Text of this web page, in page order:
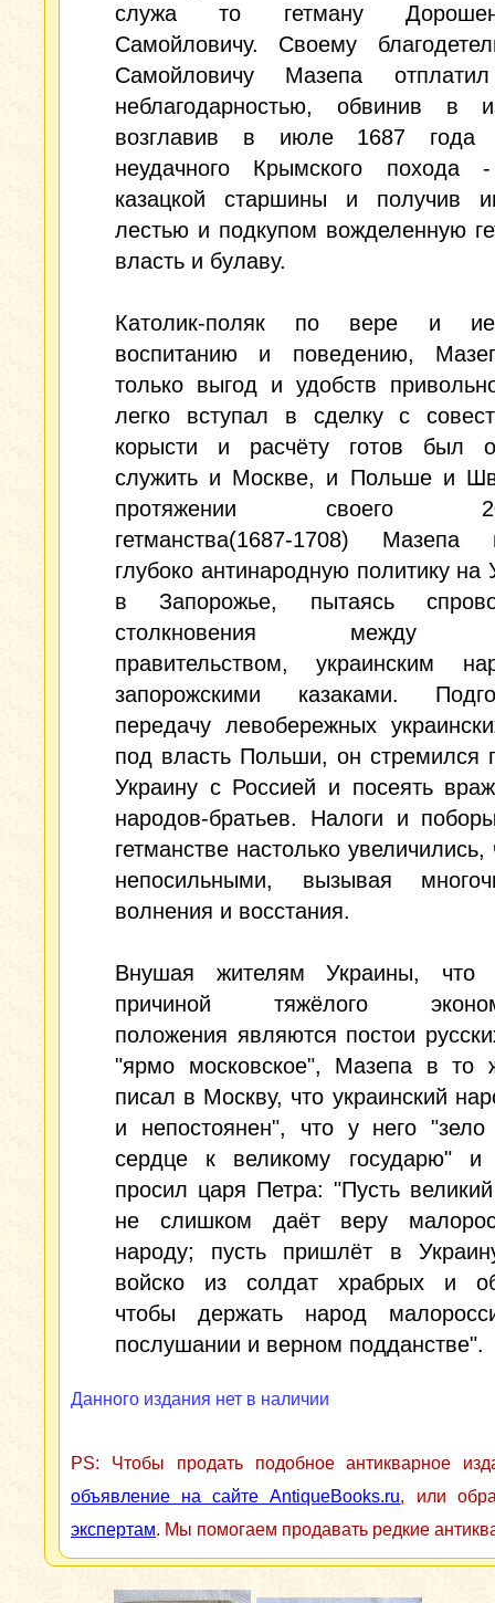
служа то гетману
Самойловичу. Своему
Самойловичу Мазепа
неблагодарностью, обвинив в
возглавив в июле 1687
неудачного Крымского похода
казацкой старшины и получив
лестью и подкупом вожделенную
власть и булаву.
Католик-поляк по вере и
воспитанию и поведению,
только выгод и удобств
легко вступал в сделку с
корысти и расчёту готов был
служить и Москве, и Польше и
протяжении своего 20-
гетманства(1687-1708) Мазепа
глубоко антинародную политику на
в Запорожье, пытаясь
столкновения между
правительством, украинским
запорожскими казаками.
передачу левобережных
под власть Польши, он стремился
Украину с Россией и посеять
народов-братьев. Налоги и
гетманстве настолько увеличились,
непосильными, вызывая
волнения и восстания.
Внушая жителям Украины, что
причиной тяжёлого
положения являются постои
"ярмо московское", Мазепа в то
писал в Москву, что украинский
и непостоянен", что у него "зело
сердце к великому государю" и
просил царя Петра: "Пусть великий
не слишком даёт веру
народу; пусть пришлёт в
войско из солдат храбрых и
чтобы держать народ
послушании и верном подданстве".
Данного издания нет в наличии
PS: Чтобы продать подобное антикварное
объявление на сайте AntiqueBooks.ru, или
экспертам. Мы помогаем продавать редкие